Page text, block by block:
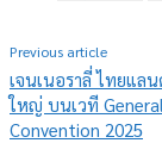
Previous article
เจนเนอราลี่ ไทยแลน
ใหญ่ บนเวที
Convention 2025